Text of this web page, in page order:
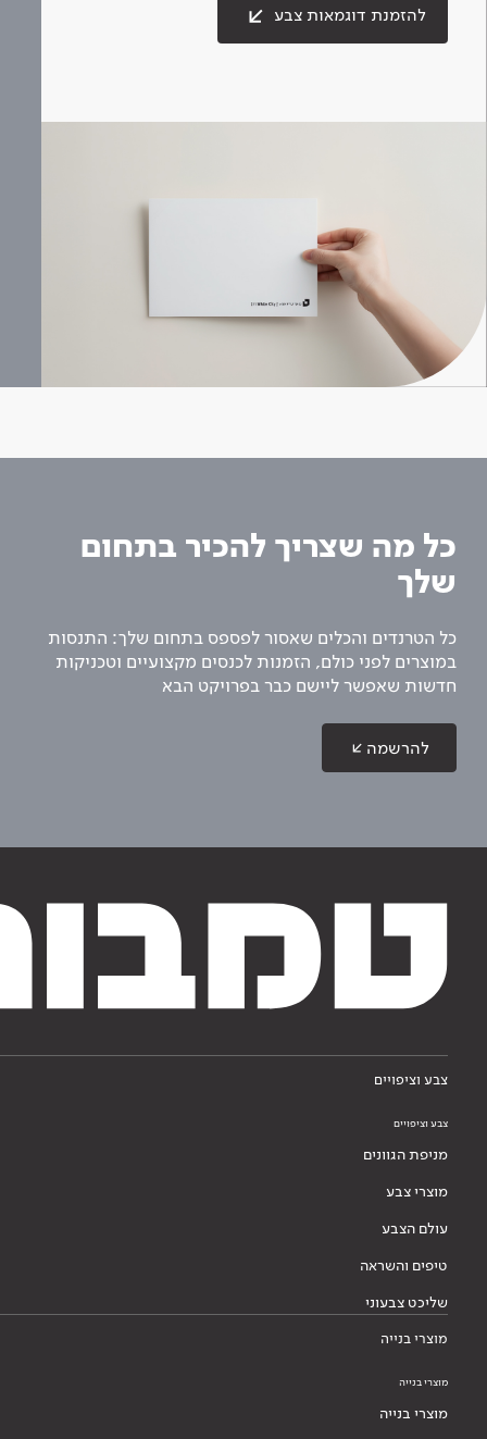
להזמנת דוגמאות צבע
כל מה שצריך להכיר בתחום
שלך
כל הטרנדים והכלים שאסור לפספס בתחום שלך: התנסות
במוצרים לפני כולם, הזמנות לכנסים מקצועיים וטכניקות
חדשות שאפשר ליישם כבר בפרויקט הבא
להרשמה
צבע וציפויים
צבע וציפויים
מניפת הגוונים
מוצרי צבע
עולם הצבע
טיפים והשראה
שליכט צבעוני
מוצרי בנייה
מוצרי בנייה
מוצרי בנייה